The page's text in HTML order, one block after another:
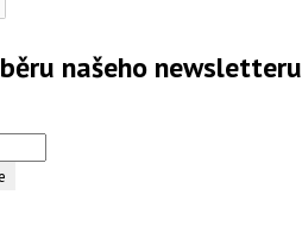
našeho newsletteru